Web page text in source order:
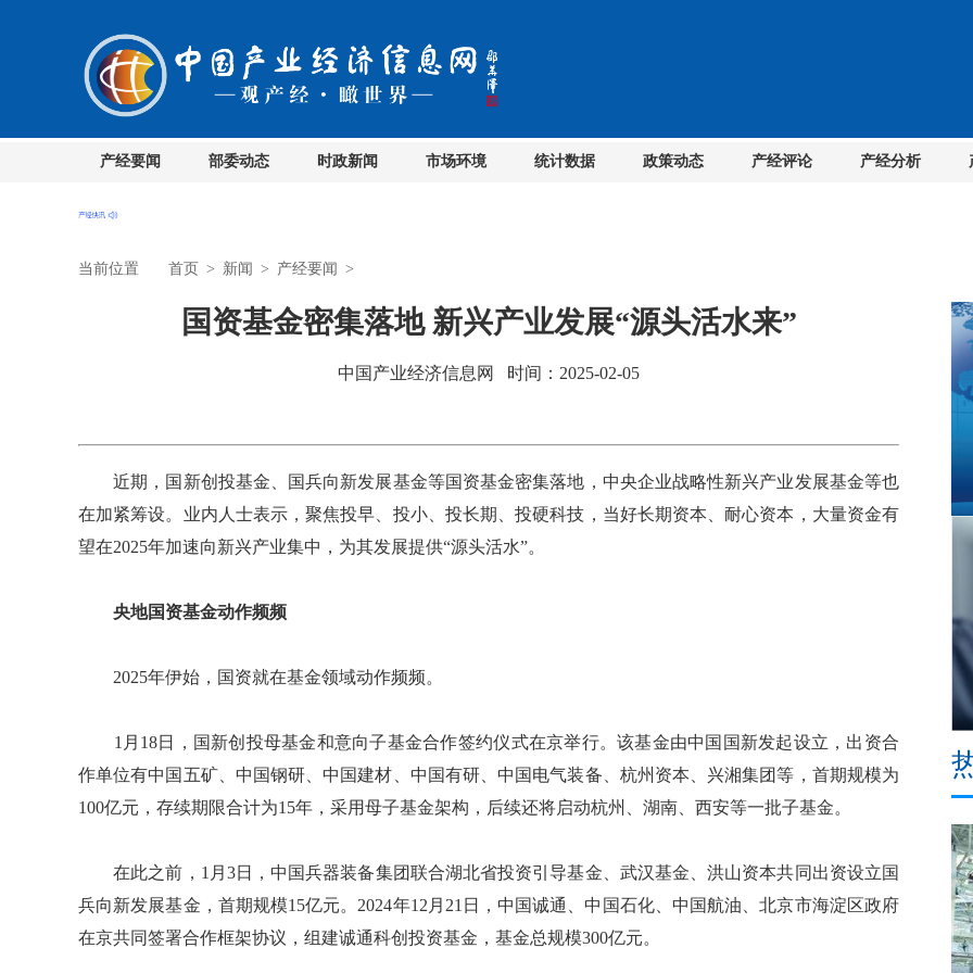
产经要闻 部委动态 时政新闻 市场环境 统计数据 政策动态 产经评论 产经分析
当前位置 首页 > 新闻 > 产经要闻 >
国资基金密集落地 新兴产业发展“源头活水来”
中国产业经济信息网 时间：2025-02-05
近期，国新创投基金、国兵向新发展基金等国资基金密集落地，中央企业战略性新兴产业发展基金等也
在加紧筹设。业内人士表示，聚焦投早、投小、投长期、投硬科技，当好长期资本、耐心资本，大量资金有
望在2025年加速向新兴产业集中，为其发展提供“源头活水”。
央地国资基金动作频频
2025年伊始，国资就在基金领域动作频频。
1月18日，国新创投母基金和意向子基金合作签约仪式在京举行。该基金由中国国新发起设立，出资合
作单位有中国五矿、中国钢研、中国建材、中国有研、中国电气装备、杭州资本、兴湘集团等，首期规模为
100亿元，存续期限合计为15年，采用母子基金架构，后续还将启动杭州、湖南、西安等一批子基金。
在此之前，1月3日，中国兵器装备集团联合湖北省投资引导基金、武汉基金、洪山资本共同出资设立国
兵向新发展基金，首期规模15亿元。2024年12月21日，中国诚通、中国石化、中国航油、北京市海淀区政府
在京共同签署合作框架协议，组建诚通科创投资基金，基金总规模300亿元。